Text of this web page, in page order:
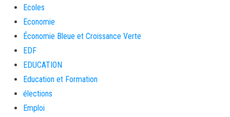
Ecoles
Economie
Économie Bleue et Croissance Verte
EDF
EDUCATION
Education et Formation
élections
Emploi